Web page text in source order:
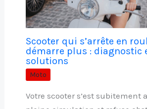
Scooter qui s’arrête en
démarre plus : diagnostic
solutions
Moto
Votre scooter s’est subitement